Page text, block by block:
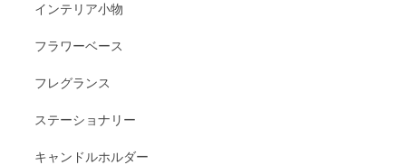
インテリア小物
フラワーベース
フレグランス
ステーショナリー
キャンドルホルダー